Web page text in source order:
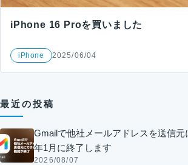
iPhone 16 Proを買いました
iPhone 2025/06/04
最近の投稿
Gmailで他社メールアドレスを送信
年1月に終了します
2026/08/07